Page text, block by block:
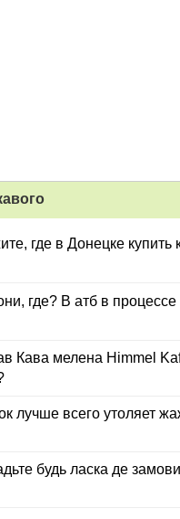
где в Донецке купить
где? В атб в процессе
Кава мелена Himmel
лучше всего утоляет
будь ласка де